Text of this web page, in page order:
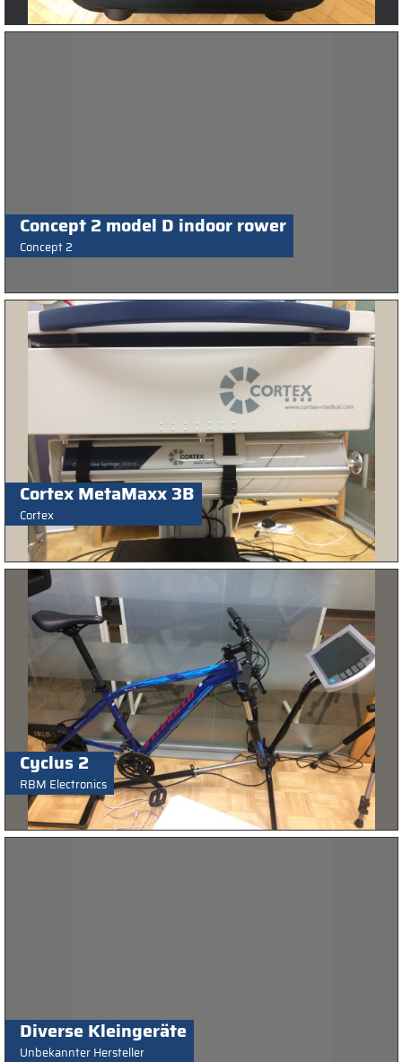
Concept 2 model D indoor rower
Concept 2
Cortex MetaMaxx 3B
Cortex
Cyclus 2
RBM Electronics
Diverse Kleingeräte
Unbekannter Hersteller